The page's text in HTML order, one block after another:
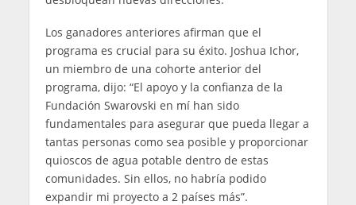
Los ganadores anteriores afirman que el
programa es crucial para su éxito. Joshua Ichor,
un miembro de una cohorte anterior del
programa, dijo: “El apoyo y la confianza de la
Fundación Swarovski en mí han sido
fundamentales para asegurar que pueda llegar a
tantas personas como sea posible y proporcionar
quioscos de agua potable dentro de estas
comunidades. Sin ellos, no habría podido
expandir mi proyecto a 2 países más”.